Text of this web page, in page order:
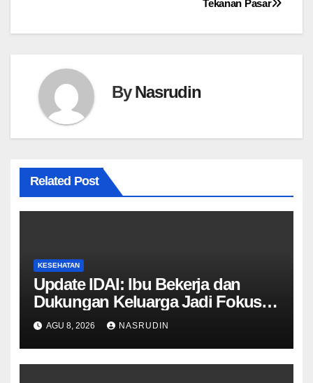
Tekanan Pasar
ByNasrudin
Related Post
KESEHATAN
Update IDAI: Ibu Bekerja dan
Dukungan Keluarga Jadi Fokus
Peningkatan ASI Eksklusif
AGU 8, 2026 NASRUDIN